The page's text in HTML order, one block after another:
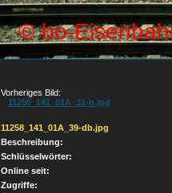
Vorheriges Bild:
11250_141_01A_31-b.jpg
11258_141_01A_39-db.jpg
Beschreibung:
Schlüsselwörter:
Online seit:
Zugriffe: